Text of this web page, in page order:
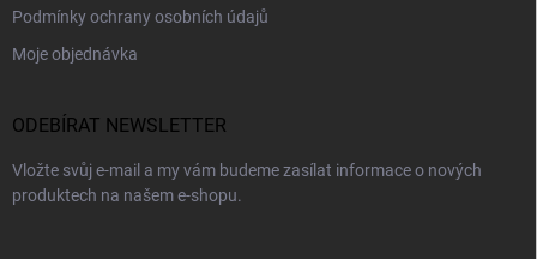
Podmínky ochrany osobních údajů
Moje objednávka
ODEBÍRAT NEWSLETTER
Vložte svůj e-mail a my vám budeme zasílat informace o nových
produktech na našem e-shopu.